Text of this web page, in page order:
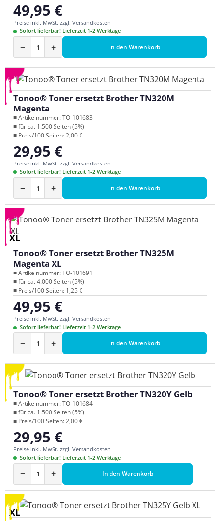
Regulärer Preis:
49,95 €
Preise inkl. MwSt. zzgl. Versandkosten
Sofort lieferbar! Lieferzeit 1-2 Werktage
− + In den Warenkorb
Tonoo® Toner ersetzt Brother TN320M
Magenta
■ Artikelnummer: TO-101683
■ für ca. 1.500 Seiten (5%)
■ Preis/100 Seiten: 2,00 €
Regulärer Preis:
29,95 €
Preise inkl. MwSt. zzgl. Versandkosten
Sofort lieferbar! Lieferzeit 1-2 Werktage
− + In den Warenkorb
XL
Tonoo® Toner ersetzt Brother TN325M
Magenta XL
■ Artikelnummer: TO-101691
■ für ca. 4.000 Seiten (5%)
■ Preis/100 Seiten: 1,25 €
Regulärer Preis:
49,95 €
Preise inkl. MwSt. zzgl. Versandkosten
Sofort lieferbar! Lieferzeit 1-2 Werktage
− + In den Warenkorb
Tonoo® Toner ersetzt Brother TN320Y Gelb
■ Artikelnummer: TO-101684
■ für ca. 1.500 Seiten (5%)
■ Preis/100 Seiten: 2,00 €
Regulärer Preis:
29,95 €
Preise inkl. MwSt. zzgl. Versandkosten
Sofort lieferbar! Lieferzeit 1-2 Werktage
− + In den Warenkorb
XL